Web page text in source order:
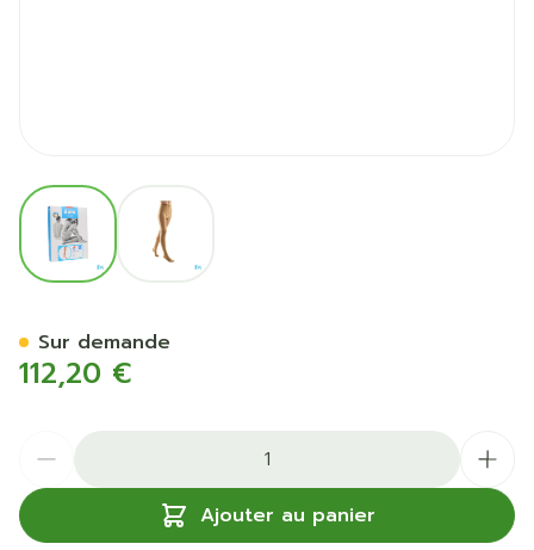
View larger imageView larger image
112,20 €
Ajouter au panier
Sur demande